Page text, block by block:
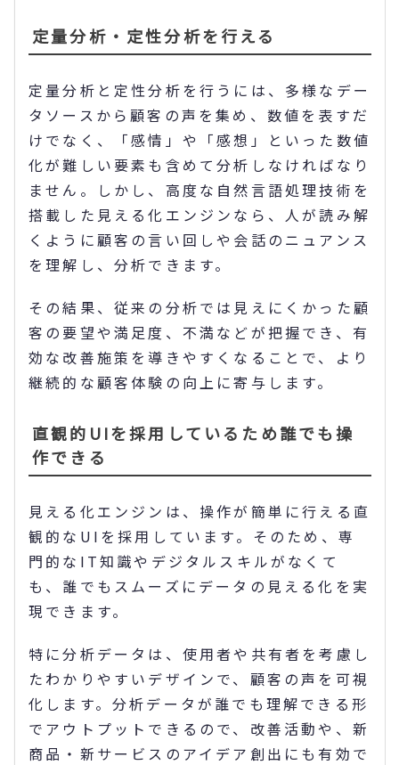
定量分析・定性分析を行える
定量分析と定性分析を行うには、多様なデー
タソースから顧客の声を集め、数値を表すだ
けでなく、「感情」や「感想」といった数値
化が難しい要素も含めて分析しなければなり
ません。しかし、高度な自然言語処理技術を
搭載した見える化エンジンなら、人が読み解
くように顧客の言い回しや会話のニュアンス
を理解し、分析できます。
その結果、従来の分析では見えにくかった顧
客の要望や満足度、不満などが把握でき、有
効な改善施策を導きやすくなることで、より
継続的な顧客体験の向上に寄与します。
直観的UIを採用しているため誰でも操
作できる
見える化エンジンは、操作が簡単に行える直
観的なUIを採用しています。そのため、専
門的なIT知識やデジタルスキルがなくて
も、誰でもスムーズにデータの見える化を実
現できます。
特に分析データは、使用者や共有者を考慮し
たわかりやすいデザインで、顧客の声を可視
化します。分析データが誰でも理解できる形
でアウトプットできるので、改善活動や、新
商品・新サービスのアイデア創出にも有効で